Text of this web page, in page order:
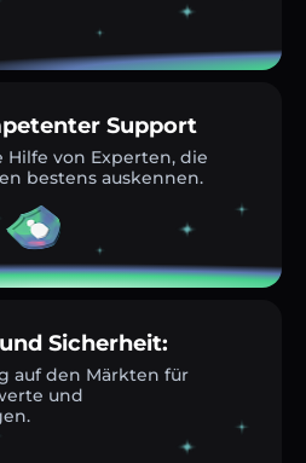
Support
Hilfe von Experten, die
bestens auskennen.
Sicherheit:
auf den Märkten für
und